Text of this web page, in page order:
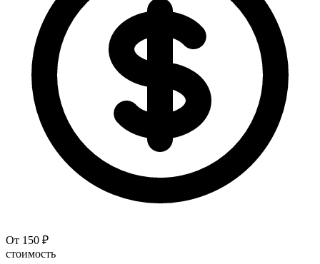
От 150 ₽
стоимость